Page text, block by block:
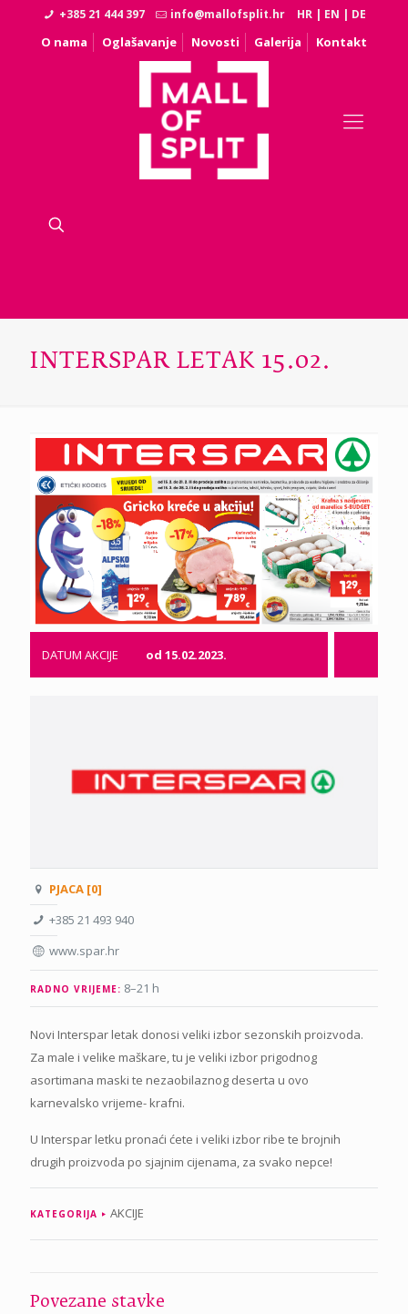
+385 21 444 397 info@mallofsplit.hr HR | EN | DE
O nama Oglašavanje Novosti Galerija Kontakt
INTERSPAR LETAK 15.02.
DATUM AKCIJE od 15.02.2023.
PJACA [0]
+385 21 493 940
www.spar.hr
RADNO VRIJEME: 8–21 h
Novi Interspar letak donosi veliki izbor sezonskih proizvoda.
Za male i velike maškare, tu je veliki izbor prigodnog
asortimana maski te nezaobilaznog deserta u ovo
karnevalsko vrijeme- krafni.
U Interspar letku pronaći ćete i veliki izbor ribe te brojnih
drugih proizvoda po sjajnim cijenama, za svako nepce!
KATEGORIJA AKCIJE
Povezane stavke